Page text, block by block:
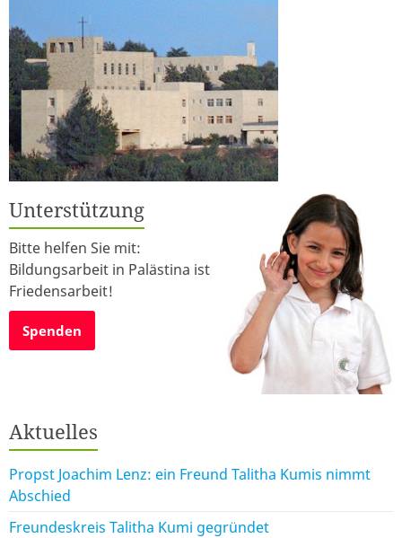
Unterstützung
Bitte helfen Sie mit:
Bildungsarbeit in Palästina ist
Friedensarbeit!
Spenden
Aktuelles
Propst Joachim Lenz: ein Freund Talitha Kumis nimmt
Abschied
Freundeskreis Talitha Kumi gegründet